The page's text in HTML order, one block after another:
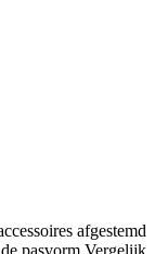
afgestemd
pasvorm.Vergelijk